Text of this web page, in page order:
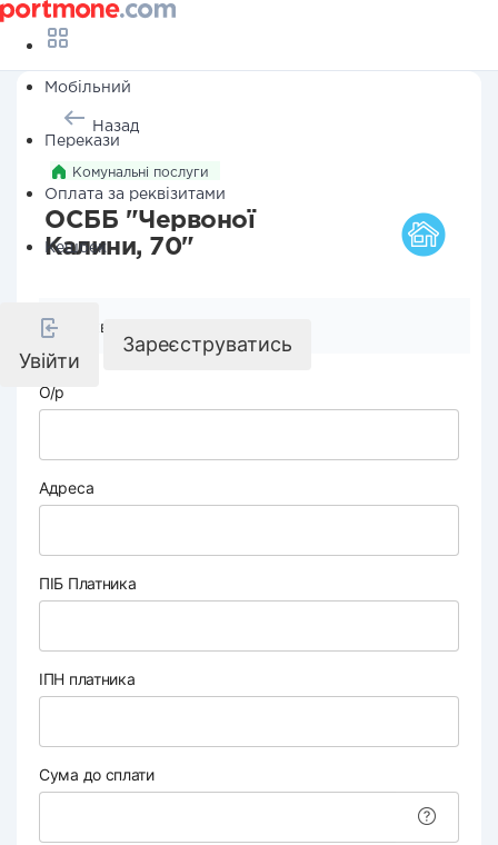
Мобільний
Перекази
Оплата за реквізитами
Кешбек
Увійти
Зареєструватись
Назад
Комунальні послуги
ОСББ "Червоної
Калини, 70"
Реквізити компанії
О/р
Адреса
ПІБ Платника
ІПН платника
Сума до сплати